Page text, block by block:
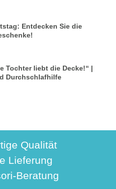
Entdecken Sie die
Tochter liebt die Decke!“ |
Durchschlafhilfe
Qualität
Lieferung
Beratung